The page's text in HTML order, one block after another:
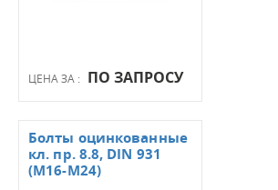
ЦЕНА ЗА : ПО ЗАПРОСУ
Болты оцинкованные
кл. пр. 8.8, DIN 931
(М16-М24)